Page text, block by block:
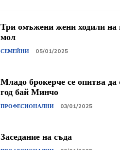
Три омъжени жени ходили на
мол
СЕМЕЙНИ 05/01/2025
Младо брокерче се опитва
год бай Минчо
ПРОФЕСИОНАЛНИ 03/01/2025
Заседание на съда